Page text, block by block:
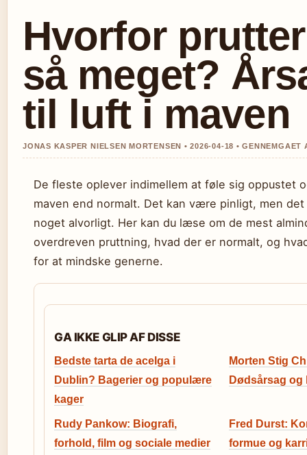
Hvorfor
så meget?
til luft i maven
JONAS KASPER NIELSEN MORTENSEN • 2026-04-18 • GENNEMGAET
De fleste oplever indimellem at føle sig oppustet
maven end normalt. Det kan være pinligt, men
noget alvorligt. Her kan du læse om de mest
overdreven pruttning, hvad der er normalt, og
for at mindske generne.
GA IKKE GLIP AF DISSE
Bedste tarta de acelga i
Dublin? Bagerier og populære
kager
Morten Stig
Dødsårsag og
Rudy Pankow: Biografi,
forhold, film og sociale medier
Fred Durst:
formue og